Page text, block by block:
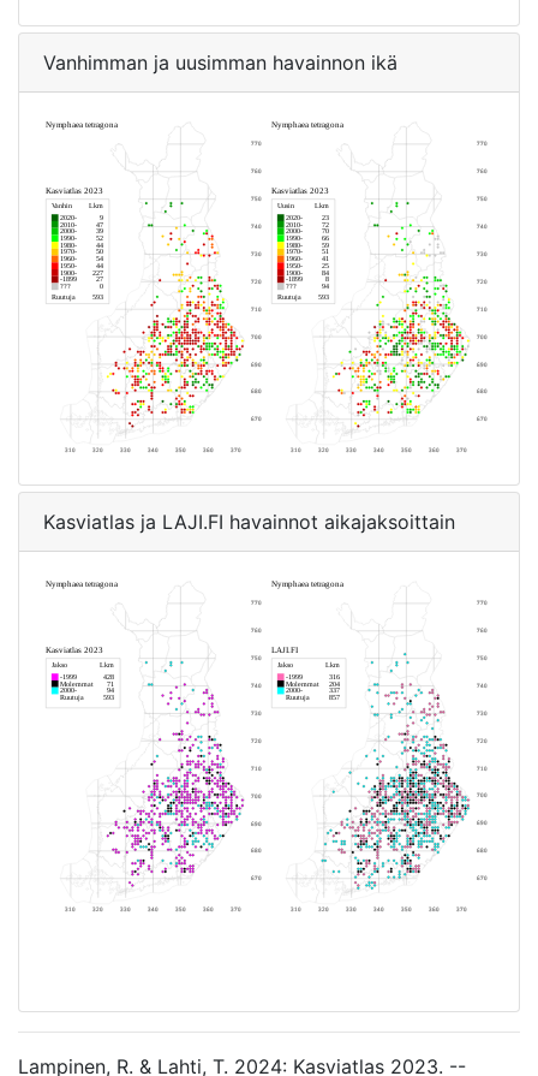
Vanhimman ja uusimman havainnon ikä
Kasviatlas ja LAJI.FI havainnot aikajaksoittain
Lampinen, R. & Lahti, T. 2024: Kasviatlas 2023. --